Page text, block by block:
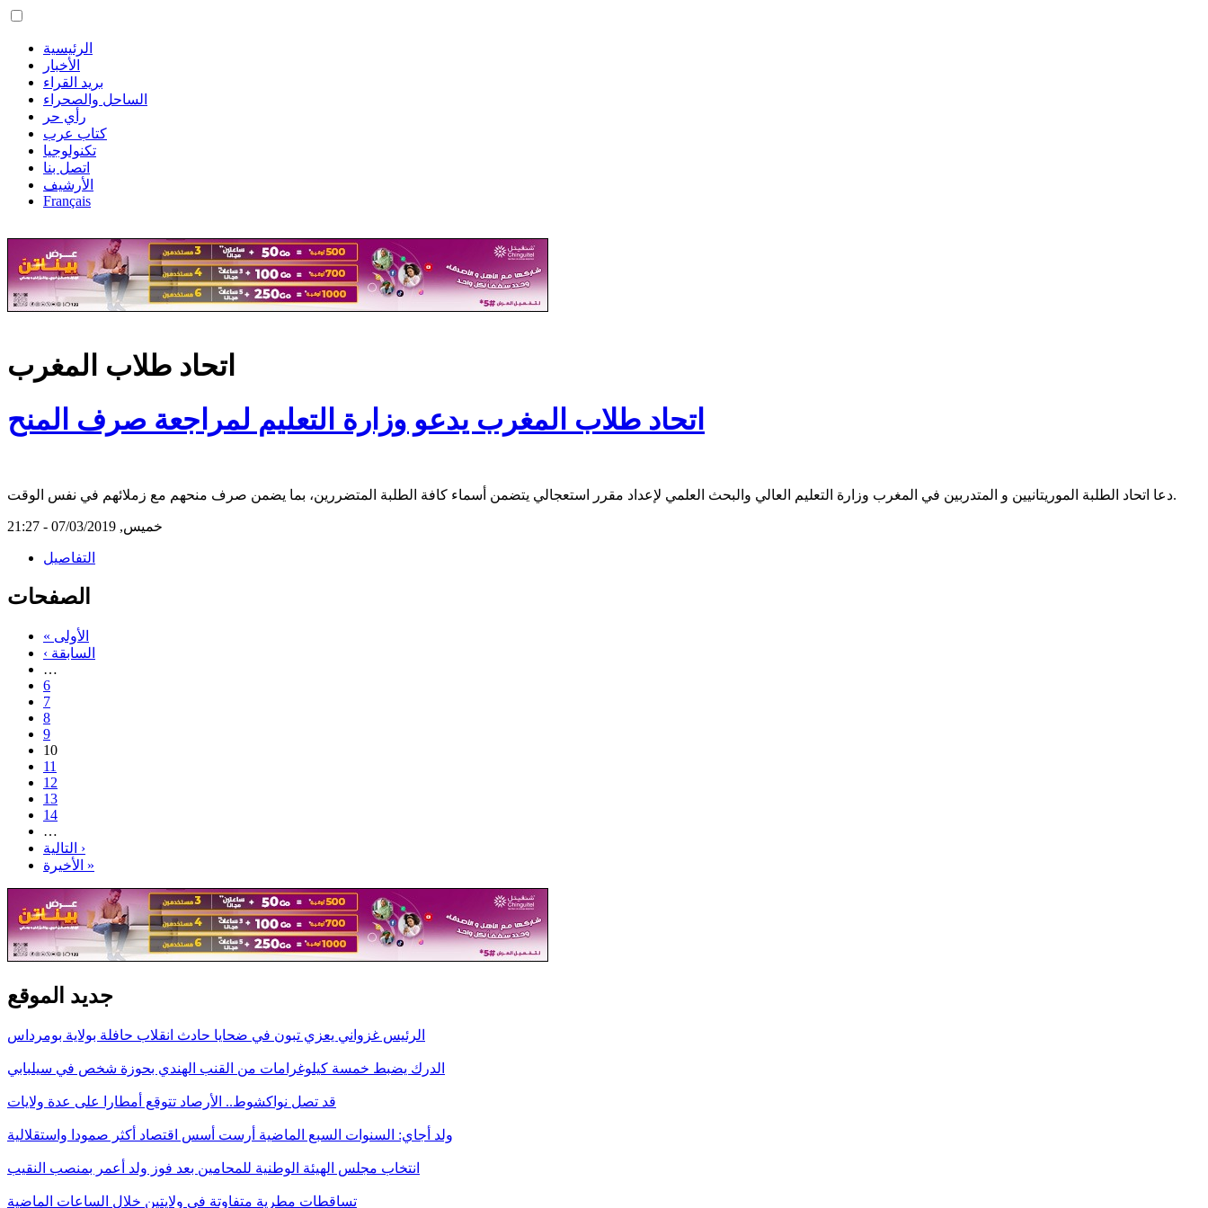
الرئيسية
الأخبار
بريد القراء
الساحل والصحراء
رأي حر
كتاب عرب
تكنولوجيا
اتصل بنا
الأرشيف
Français
اتحاد طلاب المغرب
اتحاد طلاب المغرب يدعو وزارة التعليم لمراجعة صرف المنح
دعا اتحاد الطلبة الموريتانيين و المتدربين في المغرب وزارة التعليم العالي والبحث العلمي لإعداد مقرر استعجالي يتضمن أسماء كافة الطلبة المتضررين، بما يضمن صرف منحهم مع زملائهم في نفس الوقت.
خميس, 07/03/2019 - 21:27
التفاصيل
الصفحات
« الأولى
‹ السابقة
…
6
7
8
9
10
11
12
13
14
…
التالية ›
الأخيرة »
جديد الموقع
الرئيس غزواني يعزي تبون في ضحايا حادث انقلاب حافلة بولاية بومرداس
الدرك يضبط خمسة كيلوغرامات من القنب الهندي بحوزة شخص في سيلبابي
قد تصل نواكشوط.. الأرصاد تتوقع أمطارا على عدة ولايات
ولد أجاي: السنوات السبع الماضية أرست أسس اقتصاد أكثر صمودا واستقلالية
انتخاب مجلس الهيئة الوطنية للمحامين بعد فوز ولد أعمر بمنصب النقيب
تساقطات مطرية متفاوتة في ولايتين خلال الساعات الماضية